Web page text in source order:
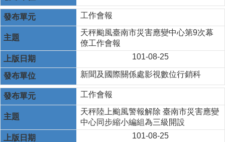
工作會報
天秤颱風臺南市災害應變中心第9次幕
僚工作會報
101-08-25
新聞及國際關係處影視數位行銷科
工作會報
天秤陸上颱風警報解除 臺南市災害應變
中心同步縮小編組為三級開設
101-08-25